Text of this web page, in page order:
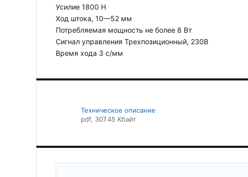
Усилие 1800 Н
Ход штока, 10—52 мм
Потребляемая мощность не более 8 Вт
Сигнал управления Трехпозиционный, 230В
Время хода 3 с/мм
Техническое описание
pdf, 307.45 Кбайт